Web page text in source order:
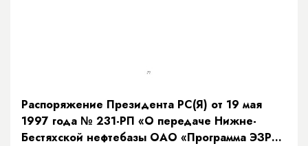
Распоряжение Президента РС(Я) от 19 мая
1997 года № 231-РП «О передаче Нижне-
Бестяхской нефтебазы ОАО «Программа ЭЗР